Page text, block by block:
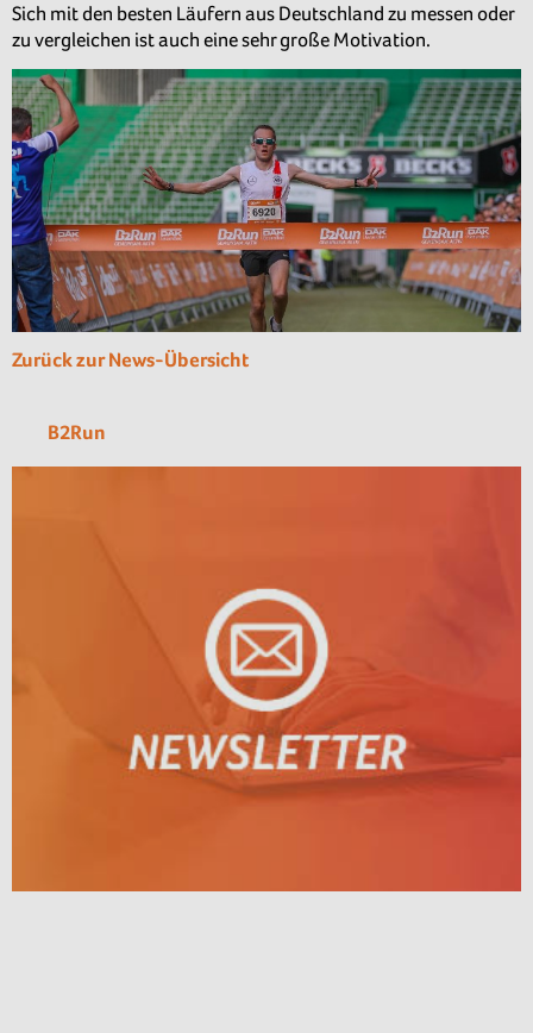
Sich mit den besten Läufern aus Deutschland zu messen oder
zu vergleichen ist auch eine sehr große Motivation.
Zurück zur News-Übersicht
B2Run